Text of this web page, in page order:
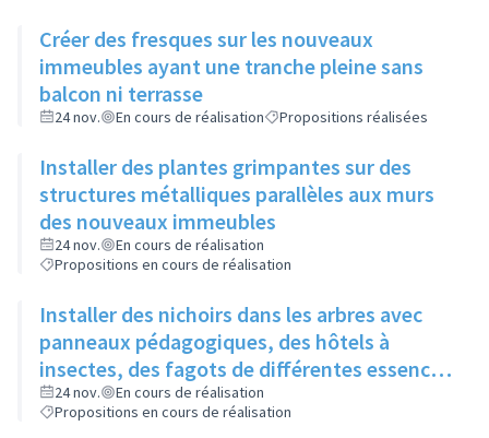
Créer des fresques sur les nouveaux
immeubles ayant une tranche pleine sans
balcon ni terrasse
24 nov. En cours de réalisation Propositions réalisées
Installer des plantes grimpantes sur des
structures métalliques parallèles aux murs
des nouveaux immeubles
24 nov.
En cours de réalisation
Propositions en cours de réalisation
Installer des nichoirs dans les arbres avec
panneaux pédagogiques, des hôtels à
insectes, des fagots de différentes essences
pour stimuler la biodiversité sur la place du
Château à la Roue
24 nov.
En cours de réalisation
Propositions en cours de réalisation